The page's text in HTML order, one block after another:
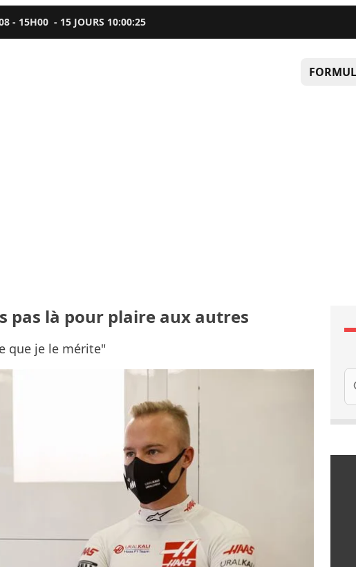
- 15H00 - 15 JOURS 10:00:24
pas là pour plaire aux autres
que je le mérite"